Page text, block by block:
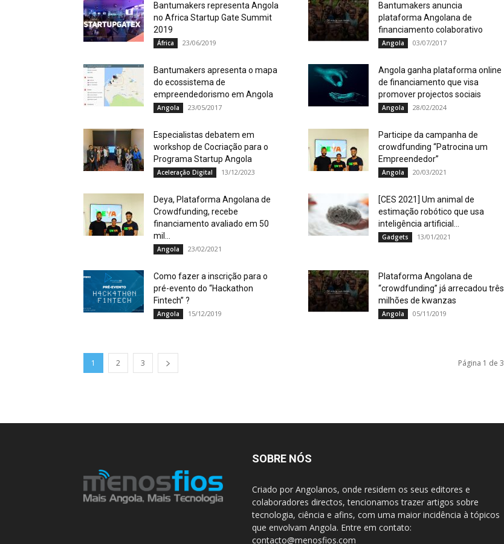
Bantumakers representa Angola
no Africa Startup Gate Summit
2019
África 23/06/2019
Bantumakers anuncia
plataforma Angolana de
financiamento colaborativo
Angola 03/07/2017
Bantumakers apresenta o mapa
do ecossistema de
empreendedorismo em Angola
Angola 23/05/2017
Angola ganha plataforma online
de financiamento que visa
promover projectos sociais
Angola 28/02/2024
Especialistas debatem em
workshop de Cocriação para o
Programa Startup Angola
Aceleração Digital 13/12/2023
Participe da campanha de
crowdfunding “Patrocina um
Empreendedor”
Angola 20/03/2021
Deya, Plataforma Angolana de
Crowdfunding, recebe
financiamento avaliado em 50
mil...
Angola 23/02/2021
[CES 2021] Um animal de
estimação robótico que usa
inteligência artificial...
Gadgets 13/01/2021
Como fazer a inscrição para o
pré-evento do “Hackathon
Fintech” ?
Angola 15/12/2019
Plataforma Angolana de
“crowdfunding” já arrecadou três
milhões de kwanzas
Angola 05/11/2019
1 2 3 Página 1 de 3
SOBRE NÓS
Criado por Angolanos, onde residem os seus editores e
colaboradores directos, tencionamos trazer artigos sobre
tecnologia, ciência e afins, com uma maior incidência à tópicos
que envolvam Angola. Entre em contato:
contacto@menosfios.com